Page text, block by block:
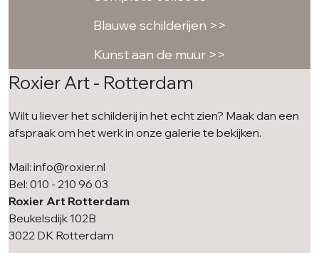
Blauwe schilderijen >>
Kunst aan de muur >>
Roxier Art - Rotterdam
Wilt u liever het schilderij in het echt zien? Maak dan een
afspraak om het werk in onze galerie te bekijken.
Mail: info@roxier.nl
Bel: 010 - 210 96 03
Roxier Art Rotterdam
Beukelsdijk 102B
3022 DK Rotterdam